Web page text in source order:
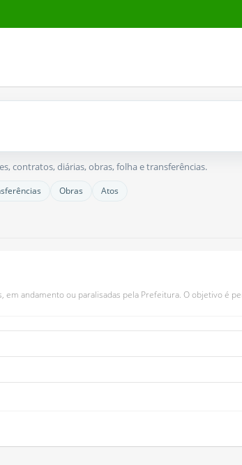
contratos, diárias, obras, folha e transferências.
Obras Atos
andamento ou paralisadas pela Prefeitura. O objetivo é